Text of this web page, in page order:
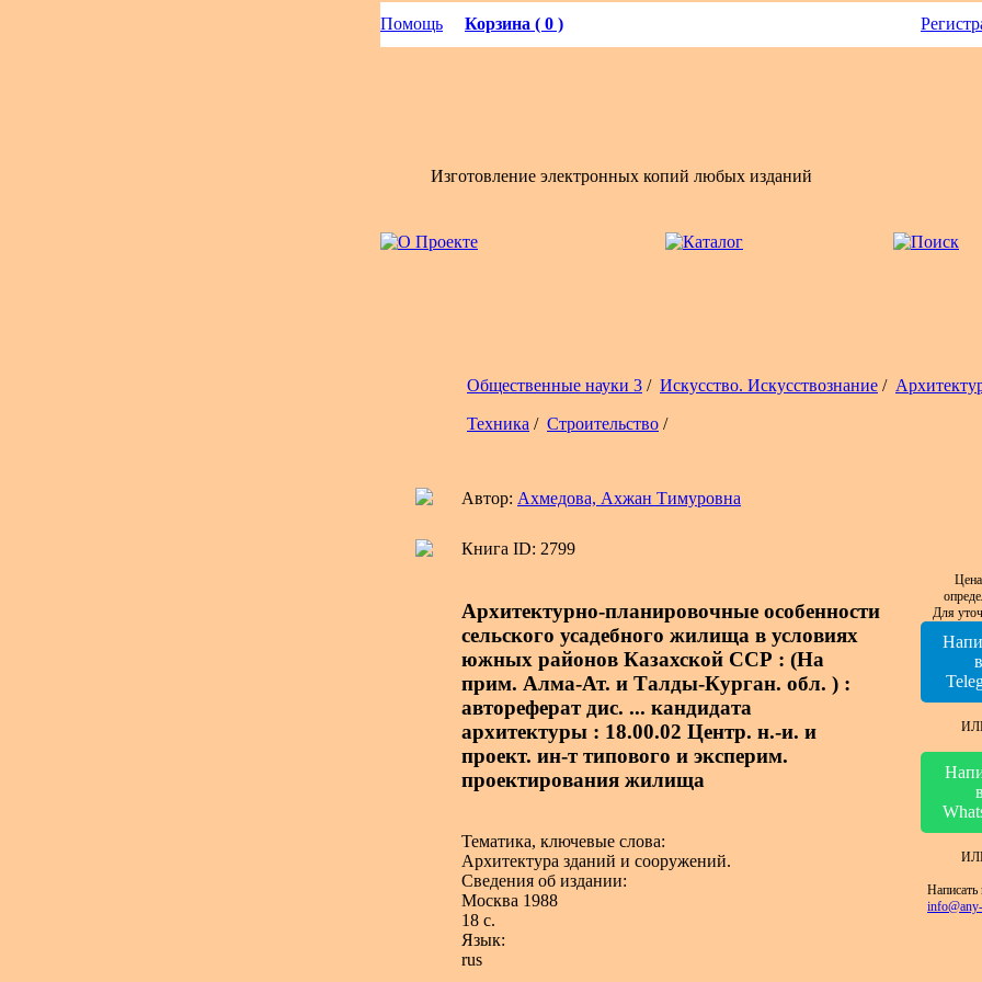
Помощь Корзина ( 0 )
Изготовление электронных копий любых изданий
Общественные науки 3 / Искусство. Искусствознание /
Техника / Строительство /
Автор: Ахмедова, Ахжан Тимуровна
Книга ID: 2799
Архитектурно-планировочные особенности
сельского усадебного жилища в условиях
южных районов Казахской ССР : (На
прим. Алма-Ат. и Талды-Курган. обл. ) :
автореферат дис. ... кандидата
архитектуры : 18.00.02 Центр. н.-и. и
проект. ин-т типового и эксперим.
проектирования жилища
Тематика, ключевые слова:
Архитектура зданий и сооружений.
Сведения об издании:
Москва 1988
18 с.
Язык:
rus
Для
в
в
Написать